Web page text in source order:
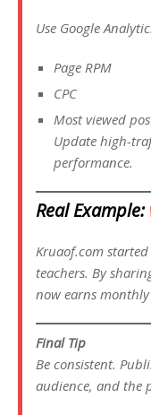
Use Google
Page RPM
CPC
Most viewed
Update high-
performance.
Real Example:
Kruaof.com
teachers. By
now earns
Final Tip
Be consistent.
audience, and the